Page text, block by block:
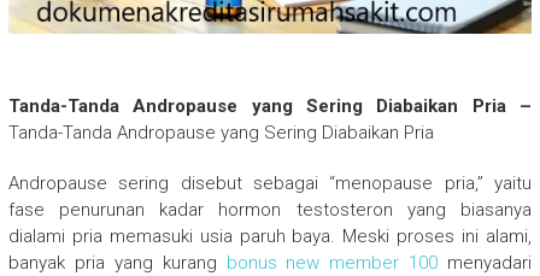
Tanda-Tanda Andropause yang Sering Diabaikan Pria –
Tanda-Tanda Andropause yang Sering Diabaikan Pria
Andropause sering disebut sebagai “menopause pria,” yaitu
fase penurunan kadar hormon testosteron yang biasanya
dialami pria memasuki usia paruh baya. Meski proses ini alami,
banyak pria yang kurang bonus new member 100 menyadari